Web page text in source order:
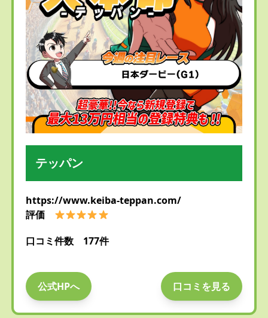
テッパン
https://www.keiba-teppan.com/
評価
口コミ件数 177件
公式HPへ 口コミを見る